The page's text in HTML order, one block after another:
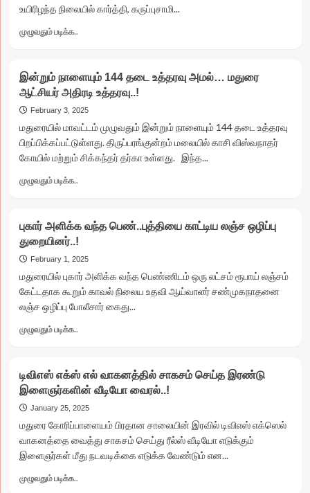
உயிரிழந்த நிலையில் கார்த்தி, கருப்புசாமி...
முழுவதும் படிக்க..
வீட்டை
இடிக்கும்
பொழுது
அரங்கேறிய
சோகம்..!
இன்றும் நாளையும் 144 தடை உத்தரவு அமல்… மதுரை
ஆட்சியர் அதிரடி உத்தரவு..!
February 3, 2025
மதுரையில் மாவட்டம் முழுவதும் இன்றும் நாளையும் 144 தடை உத்தரவு
பிறப்பிக்கப்பட்டுள்ளது. திருப்பரங்குன்றம் மலையில் காசி விஸ்வநாதர்
கோயில் மற்றும் சிக்கந்தர் தர்கா உள்ளது. இந்த...
முழுவதும் படிக்க..
இன்றும்
நாளையும்
144
தடை
உத்தரவு
அமல்…
மதுரை
ஆட்சியர்
புகார் அளிக்க வந்த பெண்..புத்தியை காட்டிய லஞ்ச ஒழிப்பு
துறையினர்..!
February 1, 2025
மதுரையில் புகார் அளிக்க வந்த பெண்ணிடம் ஒரு லட்சம் ரூபாய் லஞ்சம்
கேட்டதாக கூறும் காவல் நிலைய உதவி ஆய்வாளர் சண்முகநாதனை
லஞ்ச ஒழிப்பு போலீசார் கைது...
முழுவதும் படிக்க..
புகார்
அளிக்க
வந்த
பெண்..புத்தியை
ஒழிப்பு
துறையினர்..!
டிவிஎஸ் எக்ஸ் எல் வாகனத்தில் சாகசம் செய்த இரண்டு
இளைஞர்களின் வீடியோ வைரல்..!
January 25, 2025
மதுரை கோரிப்பாளையம் பிரதான சாலையின் இரவில் டிவிஎஸ் எக்ஸெல்
வாகனத்தை வைத்து சாகசம் செய்து ரீல்ஸ் வீடியோ எடுக்கும்
இளைஞர்கள் மீது நடவடிக்கை எடுக்க வேண்டும் என...
முழுவதும் படிக்க..